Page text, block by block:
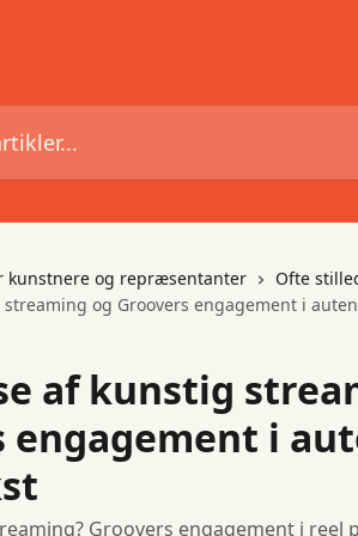
kunstnere og repræsentanter
Ofte
streaming og Groovers engagement i
af kunstig
engagement i
Groovers engagement i